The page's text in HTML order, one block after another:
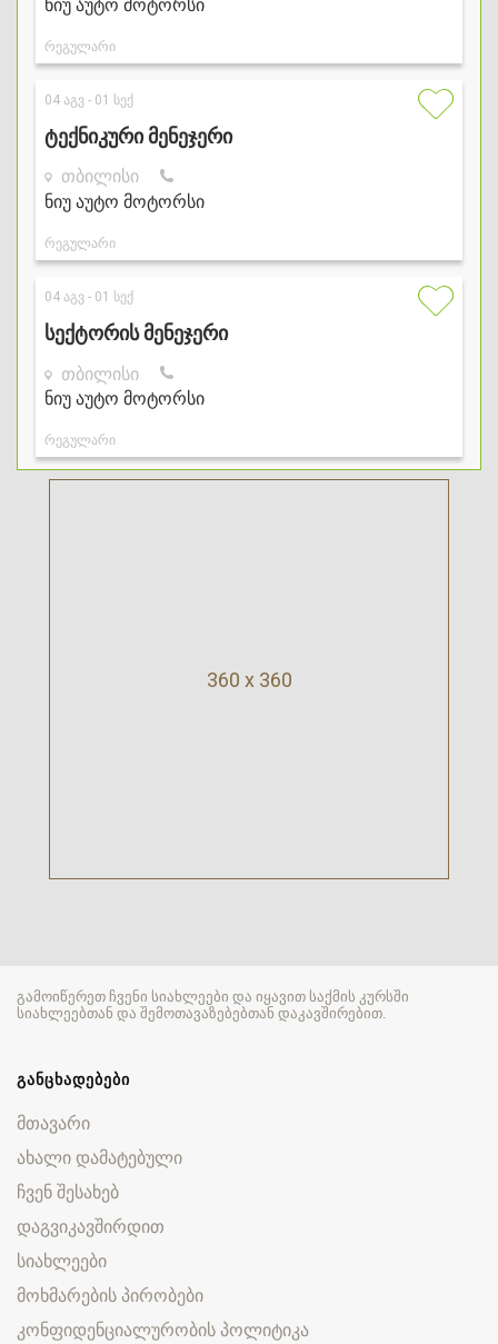
360 x 360
გამოიწერეთ ჩვენი სიახლეები და იყავით საქმის კურსში
სიახლეებთან და შემოთავაზებებთან დაკავშირებით.
ᲒᲐᲜᲪᲮᲐᲓᲔᲑᲔᲑᲘ
მთავარი
ახალი დამატებული
ჩვენ შესახებ
დაგვიკავშირდით
სიახლეები
მოხმარების პირობები
კონფიდენციალურობის პოლიტიკა